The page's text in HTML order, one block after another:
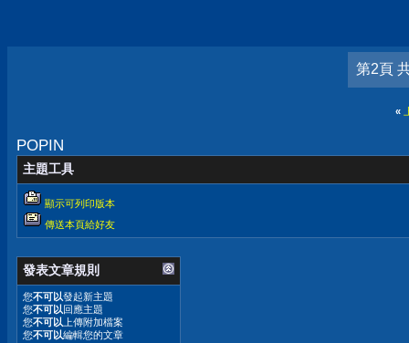
第2頁
«
POPIN
主題工具
顯示可列印版本
傳送本頁給好友
發表文章規則
您不可以發起新主題
您不可以回應主題
您不可以 上傳附加檔案
您不可以編輯您的文章